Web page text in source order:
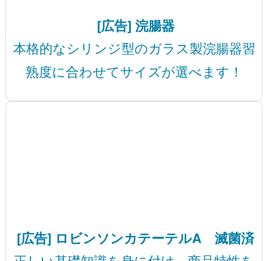
[広告] 浣腸器
本格的なシリンジ型のガラス製浣腸器習
熟度に合わせてサイズが選べます！
[広告] ロビンソンカテーテルA 滅菌済